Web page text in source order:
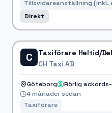
Tillsvidareanställning
Direkt
C Taxiförare Heltid/
CH Taxi AB
Göteborg
Rörlig
4 månader sedan
Taxiförare